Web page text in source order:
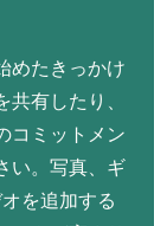
めたきっかけ
有したり、
コミットメン
い。写真、ギ
を追加する